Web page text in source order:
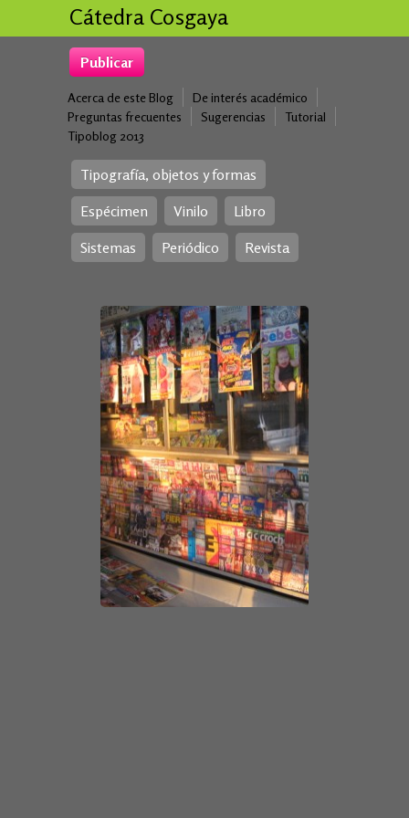
Cátedra Cosgaya
Publicar
Acerca de este Blog
De interés académico
Preguntas frecuentes
Sugerencias
Tutorial
Tipoblog 2013
Tipografía, objetos y formas
Espécimen
Vinilo
Libro
Sistemas
Periódico Revista